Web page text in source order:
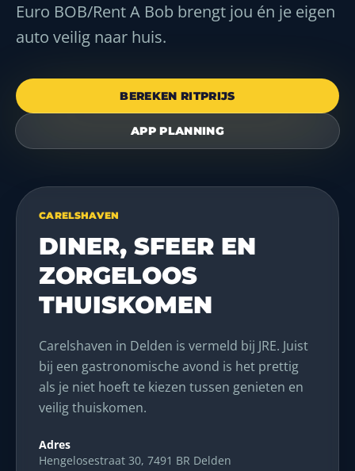
Euro BOB/Rent A Bob brengt jou én je eigen
auto veilig naar huis.
BEREKEN RITPRIJS
APP PLANNING
CARELSHAVEN
DINER, SFEER EN
ZORGELOOS
THUISKOMEN
Carelshaven in Delden is vermeld bij JRE. Juist
bij een gastronomische avond is het prettig
als je niet hoeft te kiezen tussen genieten en
veilig thuiskomen.
Adres
Hengelosestraat 30, 7491 BR Delden